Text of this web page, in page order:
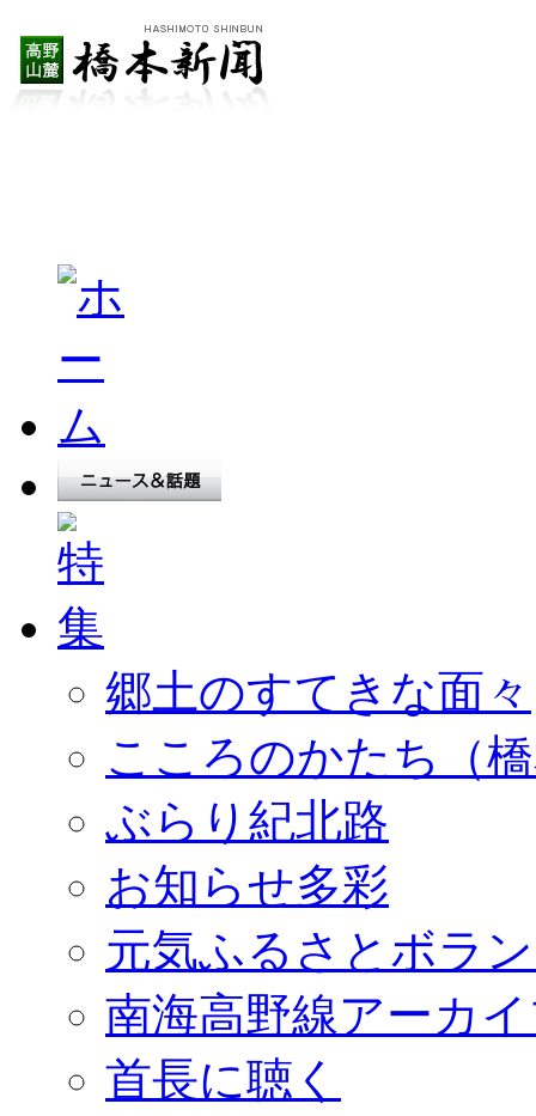
郷土のすてきな面々
こころのかたち（
ぶらり紀北路
お知らせ多彩
元気ふるさとボラ
南海高野線アーカ
首長に聴く